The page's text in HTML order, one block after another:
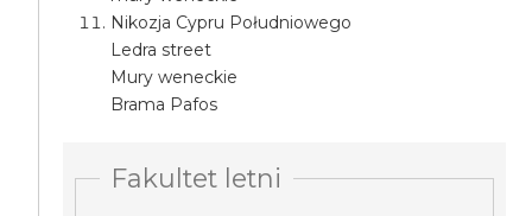
Nikozja Cypru Południowego
Ledra street
Mury weneckie
Brama Pafos
Fakultet letni